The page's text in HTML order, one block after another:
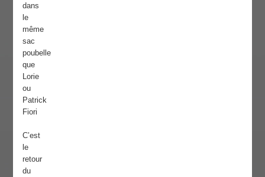
dans
le
même
sac
poubelle
que
Lorie
ou
Patrick
Fiori
C’est
le
retour
du